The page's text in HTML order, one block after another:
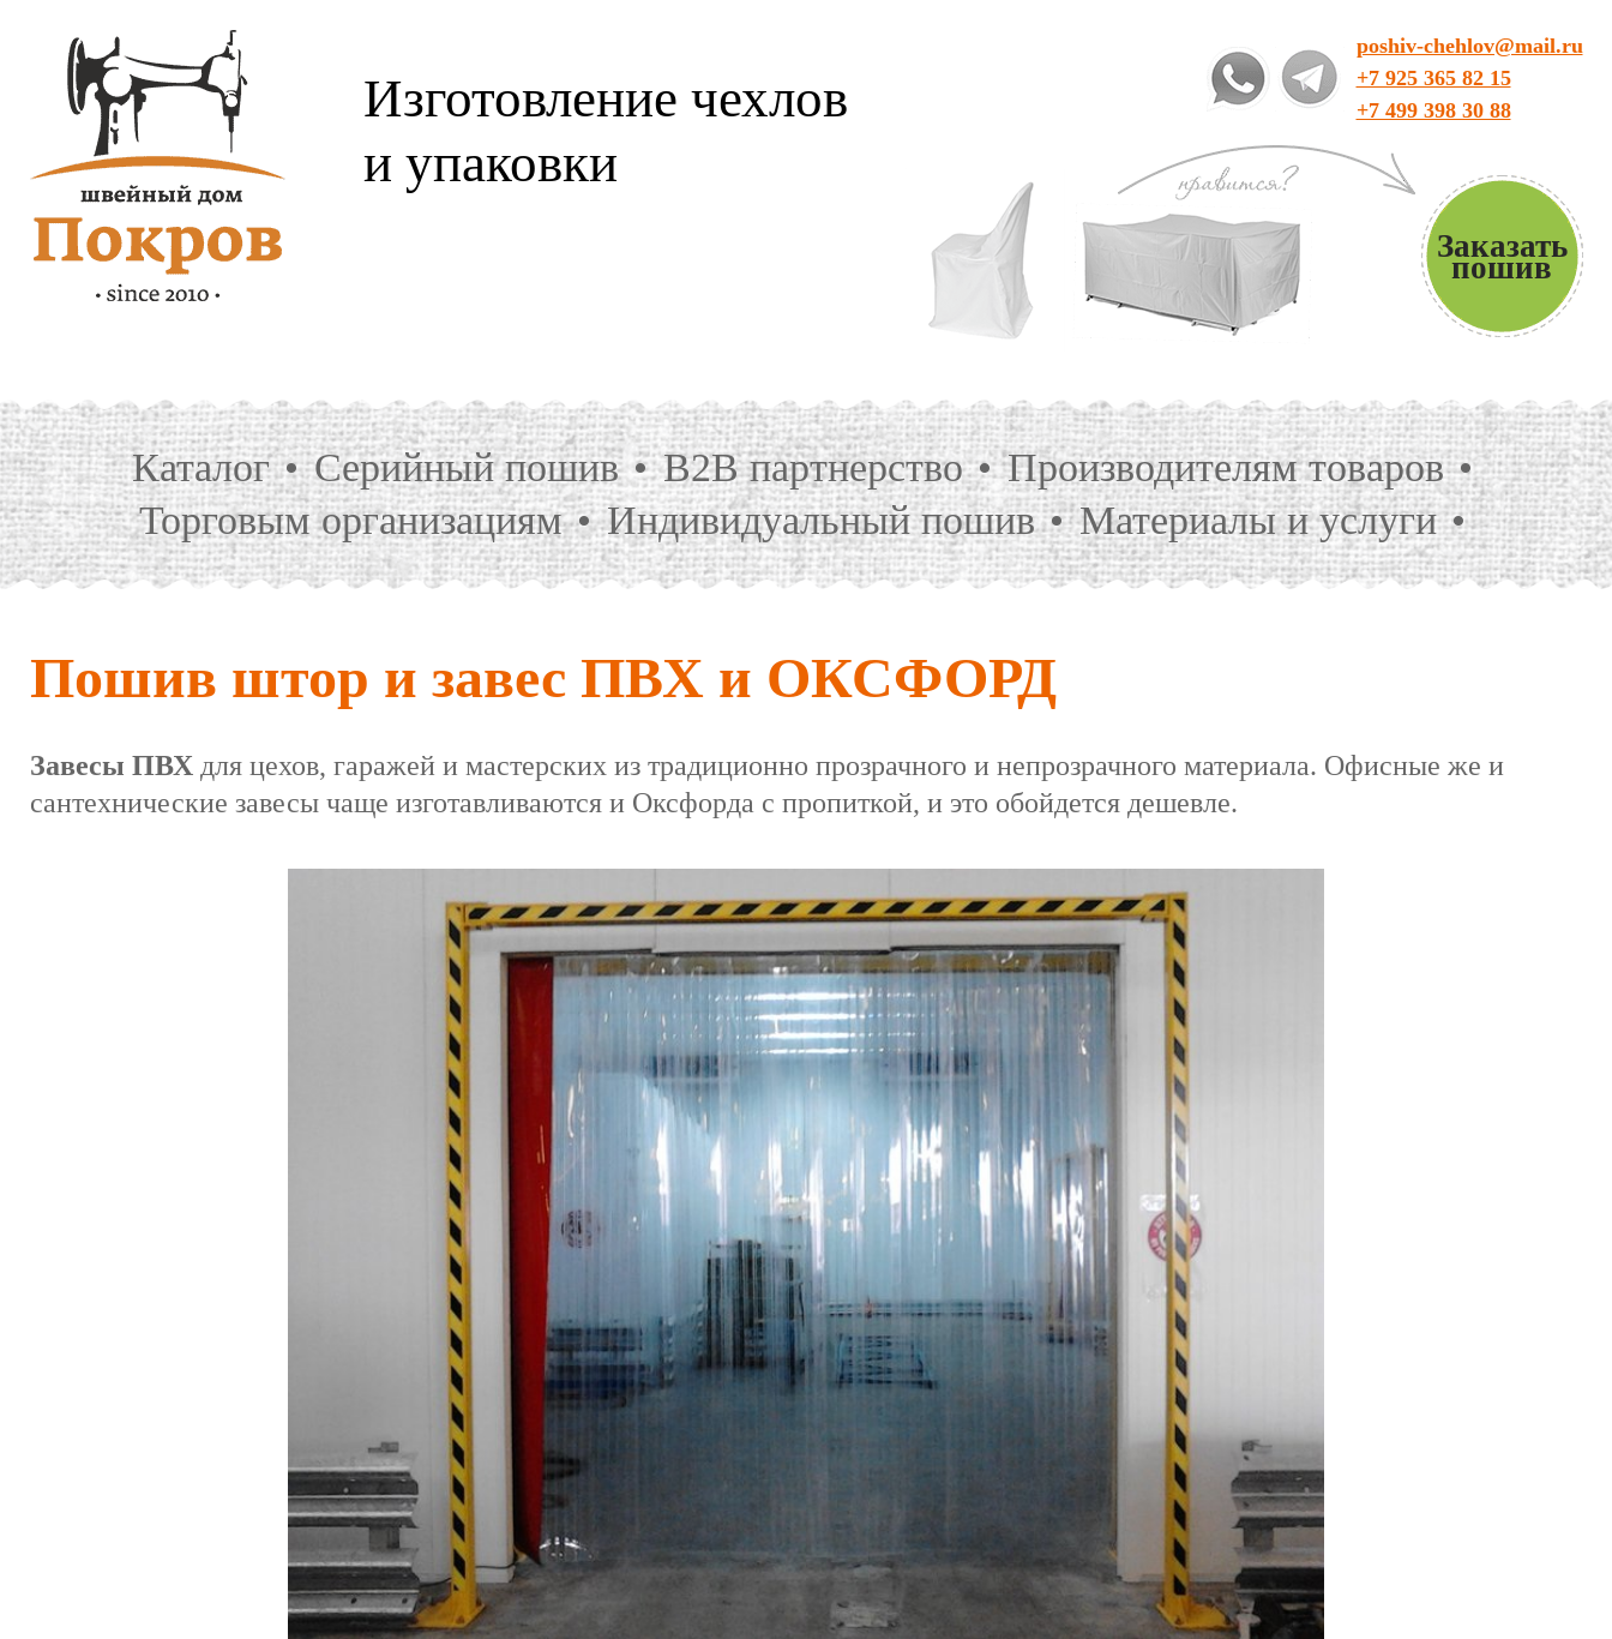
Изготовление чехлов
и упаковки
poshiv-chehlov@mail.ru
+7 925 365 82 15
+7 499 398 30 88
Заказать
пошив
Каталог Серийный пошив B2B партнерство
Производителям товаров
Торговым организациям
Индивидуальный пошив Материалы и услуги
Пошив штор и завес ПВХ и ОКСФОРД
Завесы ПВХ для цехов, гаражей и мастерских из традиционно прозрачного и непрозрачного материала. Офисные же и
сантехнические завесы чаще изготавливаются и Оксфорда с пропиткой, и это обойдется дешевле.